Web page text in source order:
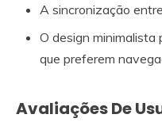
A sincronização
O design minimalista
que preferem
Avaliações De